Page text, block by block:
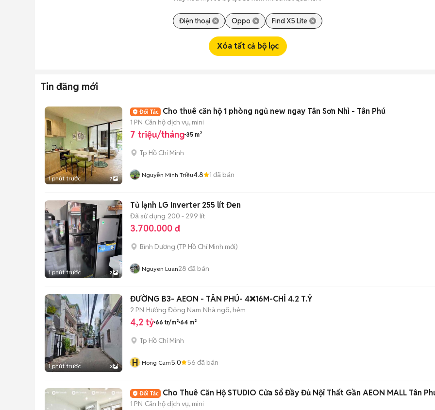
Điện thoại Oppo Find X5 Lite
Xóa tất cả bộ lọc
Tin đăng mới
1 phút trước 7
Cho thuê căn hộ 1 phòng ngủ new ngay Tân Sơn Nhì - Tân Phú
1 PN Căn hộ dịch vụ, mini
7 triệu/tháng 35 m²
Tp Hồ Chí Minh
Nguyễn Minh Triều4.8 1 đã bán
1 phút trước 2
Tủ lạnh LG Inverter 255 lít Đen
Đã sử dụng 200 - 299 lít
3.700.000 đ
Bình Dương (TP Hồ Chí Minh mới)
Nguyen Luan28 đã bán
1 phút trước 3
ĐƯỜNG B3- AEON - TÂN PHÚ- 4❌16M-CHỈ 4.2 T.Ỷ
2 PN Hướng Đông Nam Nhà ngõ, hẻm
4,2 tỷ 66 tr/m² 64 m²
Tp Hồ Chí Minh
H Hong Cam5.0 56 đã bán
Cho Thuê Căn Hộ STUDIO Cửa Sổ Đầy Đủ Nội Thất Gần AEON MALL Tân
1 PN Căn hộ dịch vụ, mini